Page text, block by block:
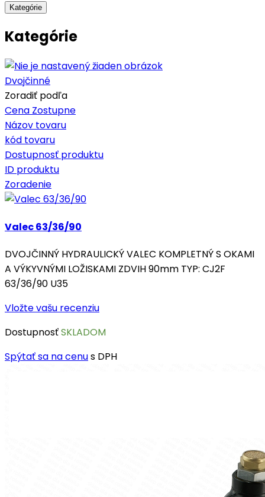
Kategórie
Kategórie
Dvojčinné
Zoradiť podľa
Cena Zostupne
Názov tovaru
kód tovaru
Dostupnosť produktu
ID produktu
Zoradenie
Valec 63/36/90
DVOJČINNÝ HYDRAULICKÝ VALEC KOMPLETNÝ S OKAMI
A VÝKYVNÝMI LOŽISKAMI ZDVIH 90mm TYP: CJ2F
63/36/90 U35
Vložte vašu recenziu
DostupnosťSKLADOM
Spýtať sa na cenus DPH